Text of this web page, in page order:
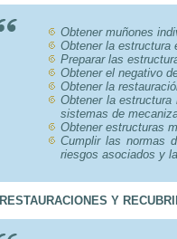
Obtener muñones
Obtener la estructura
Preparar las
Obtener el negativo
Obtener la
Obtener la
sistemas de
Obtener estructuras
Cumplir las normas
riesgos asociados y
RESTAURACIONES Y